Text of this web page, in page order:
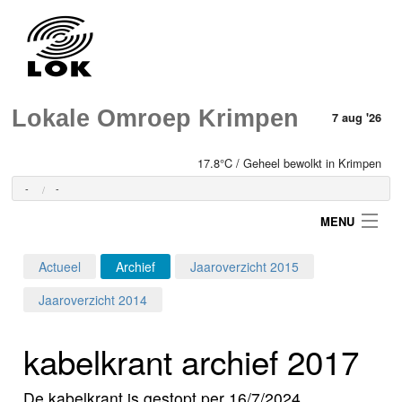
Lokale Omroep Krimpen 7 aug '26
17.8°C / Geheel bewolkt in Krimpen
- -
MENU
Programma's
Actueel Archief
Jaaroverzicht 2015
Jaaroverzicht 2014
kabelkrant archief 2017